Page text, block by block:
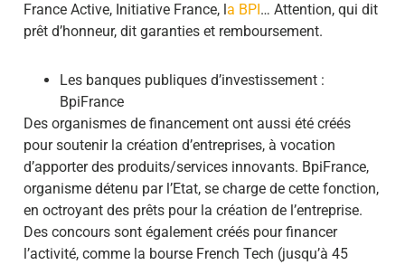
France Active, Initiative France, la BPI… Attention, qui dit
prêt d’honneur, dit garanties et remboursement.
Les banques publiques d’investissement :
BpiFrance
Des organismes de financement ont aussi été créés
pour soutenir la création d’entreprises, à vocation
d’apporter des produits/services innovants. BpiFrance,
organisme détenu par l’Etat, se charge de cette fonction,
en octroyant des prêts pour la création de l’entreprise.
Des concours sont également créés pour financer
l’activité, comme la bourse French Tech (jusqu’à 45